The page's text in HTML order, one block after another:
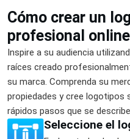
Cómo crear un
profesional
Inspire a su audiencia
raíces creado
su marca. Comprenda su
propiedades y cree logotipos
rápidos pasos que se
Seleccione el